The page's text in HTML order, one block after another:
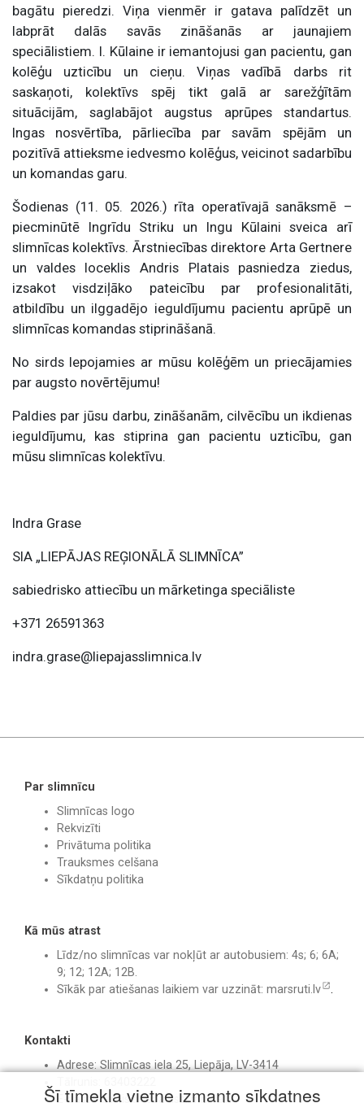
bagātu pieredzi. Viņa vienmēr ir gatava palīdzēt un
labprāt dalās savās zināšanās ar jaunajiem
speciālistiem. I. Kūlaine ir iemantojusi gan pacientu, gan
kolēģu uzticību un cieņu. Viņas vadībā darbs rit
saskaņoti, kolektīvs spēj tikt galā ar sarežģītām
situācijām, saglabājot augstus aprūpes standartus.
Ingas nosvērtība, pārliecība par savām spējām un
pozitīvā attieksme iedvesmo kolēģus, veicinot sadarbību
un komandas garu.
Šodienas (11. 05. 2026.) rīta operatīvajā sanāksmē –
piecminūtē Ingrīdu Striku un Ingu Kūlaini sveica arī
slimnīcas kolektīvs. Ārstniecības direktore Arta Gertnere
un valdes loceklis Andris Platais pasniedza ziedus,
izsakot visdziļāko pateicību par profesionalitāti,
atbildību un ilggadējo ieguldījumu pacientu aprūpē un
slimnīcas komandas stiprināšanā.
No sirds lepojamies ar mūsu kolēģēm un priecājamies
par augsto novērtējumu!
Paldies par jūsu darbu, zināšanām, cilvēcību un ikdienas
ieguldījumu, kas stiprina gan pacientu uzticību, gan
mūsu slimnīcas kolektīvu.
Indra Grase
SIA „LIEPĀJAS REĢIONĀLĀ SLIMNĪCA”
sabiedrisko attiecību un mārketinga speciāliste
+371 26591363
indra.grase@liepajasslimnica.lv
Par slimnīcu
Slimnīcas logo
Rekvizīti
Privātuma politika
Trauksmes celšana
Sīkdatņu politika
Kā mūs atrast
Līdz/no slimnīcas var nokļūt ar autobusiem: 4s; 6; 6A;
9; 12; 12A; 12B.
Sīkāk par atiešanas laikiem var uzzināt: marsruti.lv .
Kontakti
Adrese: Slimnīcas iela 25, Liepāja, LV-3414
E-pasts:birojs@liepajasslimnica.lv
Šī tīmekļa vietne izmanto sīkdatnes